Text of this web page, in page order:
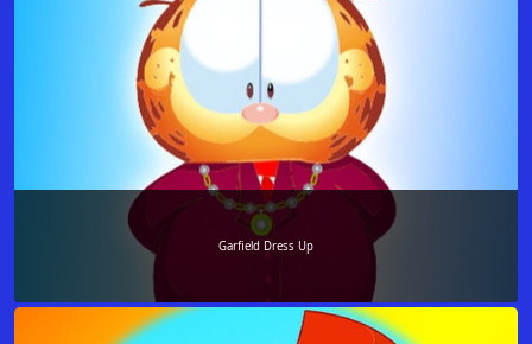
Garfield Dress Up